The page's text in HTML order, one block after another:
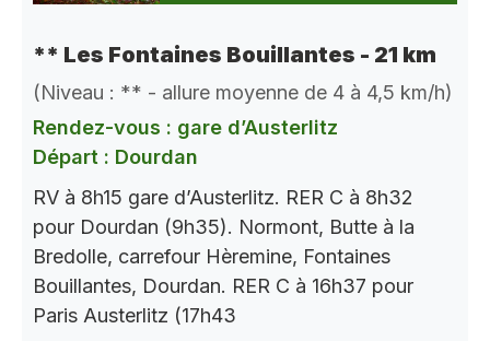
** Les Fontaines Bouillantes - 21 km
(Niveau : ** - allure moyenne de 4 à 4,5 km/h)
Rendez-vous : gare d’Austerlitz
Départ : Dourdan
RV à 8h15 gare d’Austerlitz. RER C à 8h32
pour Dourdan (9h35). Normont, Butte à la
Bredolle, carrefour Hèremine, Fontaines
Bouillantes, Dourdan. RER C à 16h37 pour
Paris Austerlitz (17h43